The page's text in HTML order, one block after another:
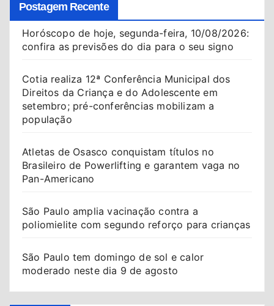
Postagem Recente
Horóscopo de hoje, segunda-feira, 10/08/2026:
confira as previsões do dia para o seu signo
Cotia realiza 12ª Conferência Municipal dos
Direitos da Criança e do Adolescente em
setembro; pré-conferências mobilizam a
população
Atletas de Osasco conquistam títulos no
Brasileiro de Powerlifting e garantem vaga no
Pan-Americano
São Paulo amplia vacinação contra a
poliomielite com segundo reforço para crianças
São Paulo tem domingo de sol e calor
moderado neste dia 9 de agosto